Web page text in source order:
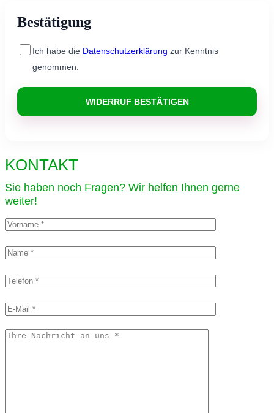
Bestätigung
Ich habe die Datenschutzerklärung zur Kenntnis
genommen.
KONTAKT
Sie haben noch Fragen? Wir helfen Ihnen gerne
weiter!​